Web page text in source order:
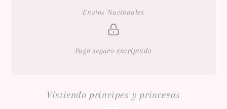
Envíos Nacionales
Pago seguro encriptado
Vistiendo príncipes y princesas